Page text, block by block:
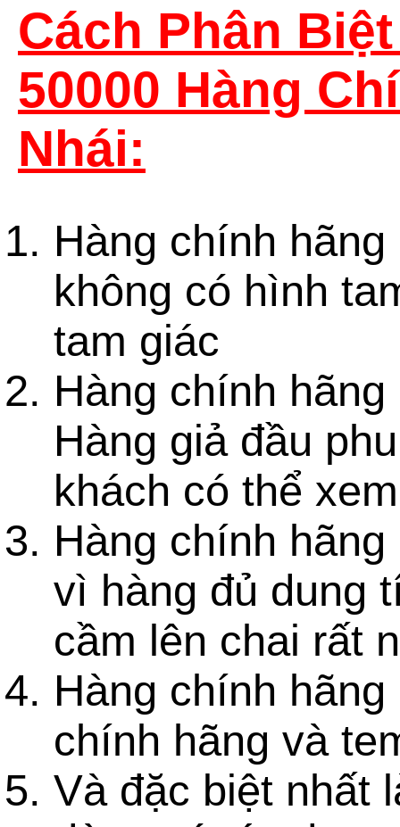
Cách Phân
50000 Hàng
Nhái:
Hàng chính
không có hình
tam giác
Hàng chính
Hàng giả đầu
khách có thể
Hàng chính
vì hàng đủ dung
cầm lên chai rất
Hàng chính
chính hãng và
Và đặc biệt nhất